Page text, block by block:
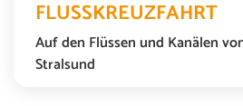
FLUSSKREUZFAHRT
Auf den Flüssen und Kanälen
Stralsund